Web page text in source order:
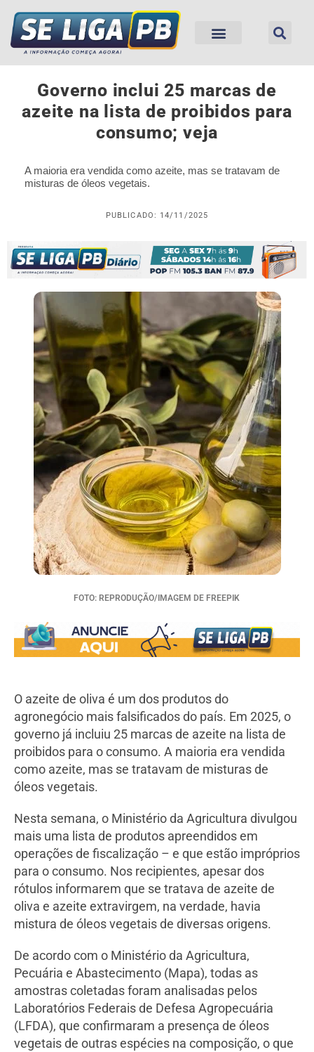
Governo inclui 25 marcas de
azeite na lista de proibidos para
consumo; veja
A maioria era vendida como azeite, mas se tratavam de
misturas de óleos vegetais.
PUBLICADO: 14/11/2025
FOTO: REPRODUÇÃO/IMAGEM DE FREEPIK
O azeite de oliva é um dos produtos do
agronegócio mais falsificados do país. Em 2025, o
governo já incluiu 25 marcas de azeite na lista de
proibidos para o consumo. A maioria era vendida
como azeite, mas se tratavam de misturas de
óleos vegetais.
Nesta semana, o Ministério da Agricultura divulgou
mais uma lista de produtos apreendidos em
operações de fiscalização – e que estão impróprios
para o consumo. Nos recipientes, apesar dos
rótulos informarem que se tratava de azeite de
oliva e azeite extravirgem, na verdade, havia
mistura de óleos vegetais de diversas origens.
De acordo com o Ministério da Agricultura,
Pecuária e Abastecimento (Mapa), todas as
amostras coletadas foram analisadas pelos
Laboratórios Federais de Defesa Agropecuária
(LFDA), que confirmaram a presença de óleos
vegetais de outras espécies na composição, o que